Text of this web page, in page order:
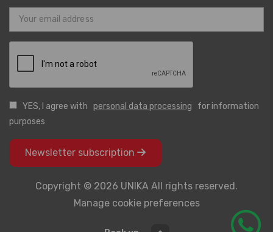
YES, I agree with personal data processing for information
purposes
Newsletter subscription
Copyright © 2026 UNIKA All rights reserved.
Manage cookie preferences